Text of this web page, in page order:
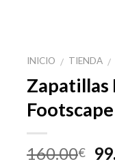
INICIO / TIENDA /
Zapatillas
160.00€
El